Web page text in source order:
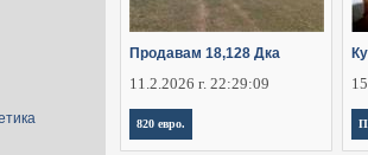
Продавам 18,128 Дка
11.2.2026 г. 22:29:09
820 евро.